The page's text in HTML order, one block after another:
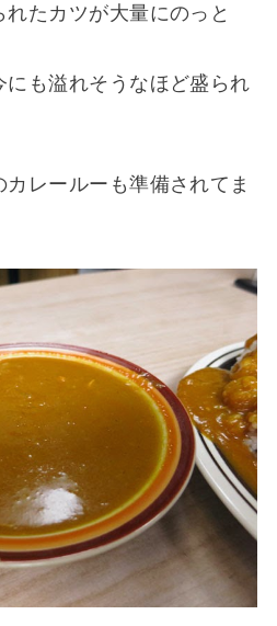
たカツが大量にのっと
にも溢れそうなほど盛られ
レールーも準備されてま